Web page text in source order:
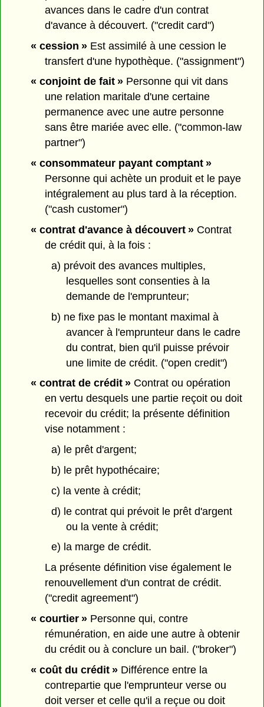
avances dans le cadre d'un contrat
d'avance à découvert. ("credit card")
« cession »Est assimilé à une cession le
transfert d'une hypothèque. ("assignment")
« conjoint de fait »Personne qui vit dans
une relation maritale d'une certaine
permanence avec une autre personne
sans être mariée avec elle. ("common-law
partner")
« consommateur payant comptant »
Personne qui achète un produit et le paye
intégralement au plus tard à la réception.
("cash customer")
« contrat d'avance à découvert »Contrat
de crédit qui, à la fois :
a) prévoit des avances multiples,
lesquelles sont consenties à la
demande de l'emprunteur;
b) ne fixe pas le montant maximal à
avancer à l'emprunteur dans le cadre
du contrat, bien qu'il puisse prévoir
une limite de crédit. ("open credit")
« contrat de crédit »Contrat ou opération
en vertu desquels une partie reçoit ou doit
recevoir du crédit; la présente définition
vise notamment :
a) le prêt d'argent;
b) le prêt hypothécaire;
c) la vente à crédit;
d) le contrat qui prévoit le prêt d'argent
ou la vente à crédit;
e) la marge de crédit.
La présente définition vise également le
renouvellement d'un contrat de crédit.
("credit agreement")
« courtier »Personne qui, contre
rémunération, en aide une autre à obtenir
du crédit ou à conclure un bail. ("broker")
« coût du crédit »Différence entre la
contrepartie que l'emprunteur verse ou
doit verser et celle qu'il a reçue ou doit